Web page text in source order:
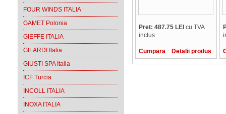
FOUR WINDS ITALIA
GAMET Polonia
GIEFFE ITALIA
GILARDI Italia
GIUSTI SPA Italia
ICF Turcia
INCOLL ITALIA
INOXA ITALIA
Pret: 487.75 LEI cu TVA
inclus
Cumpara Detalii produs